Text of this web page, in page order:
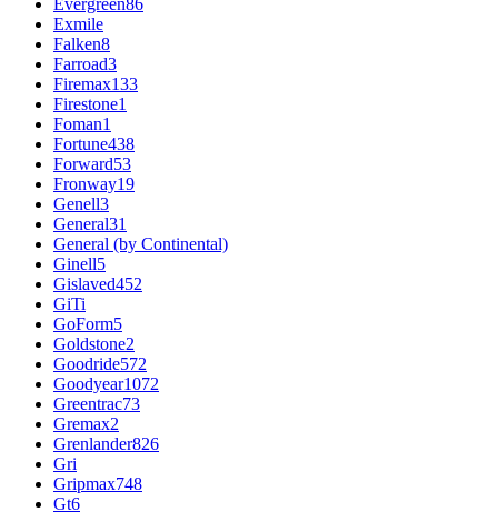
Evergreen86
Exmile
Falken8
Farroad3
Firemax133
Firestone1
Foman1
Fortune438
Forward53
Fronway19
Genell3
General31
General (by Continental)
Ginell5
Gislaved452
GiTi
GoForm5
Goldstone2
Goodride572
Goodyear1072
Greentrac73
Gremax2
Grenlander826
Gri
Gripmax748
Gt6